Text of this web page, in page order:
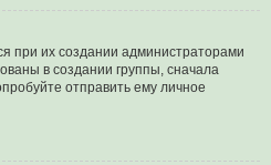
при их создании администраторами
в создании группы, сначала
отправить ему личное